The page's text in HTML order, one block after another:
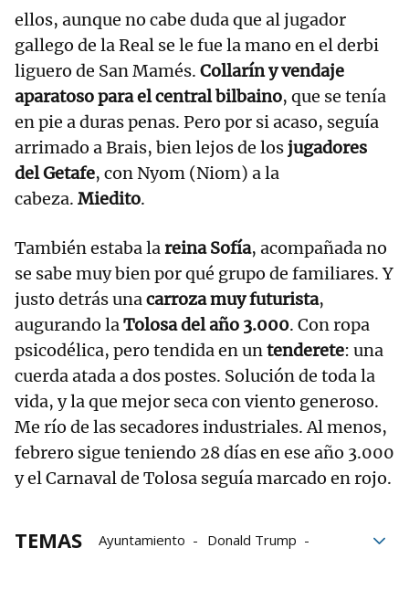
ellos, aunque no cabe duda que al jugador
gallego de la Real se le fue la mano en el derbi
liguero de San Mamés. Collarín y vendaje
aparatoso para el central bilbaino, que se tenía
en pie a duras penas. Pero por si acaso, seguía
arrimado a Brais, bien lejos de losjugadores
del Getafe, con Nyom (Niom) a la
cabeza. Miedito.
También estaba lareina Sofía, acompañada no
se sabe muy bien por qué grupo de familiares. Y
justo detrás unacarroza muy futurista,
augurando laTolosa del año 3.000. Con ropa
psicodélica, pero tendida en untenderete: una
cuerda atada a dos postes. Solución de toda la
vida, y la que mejor seca con viento generoso.
Me río de las secadores industriales. Al menos,
febrero sigue teniendo 28 días en ese año 3.000
y el Carnaval de Tolosa seguía marcado en rojo.
TEMAS Ayuntamiento
Donald Trump